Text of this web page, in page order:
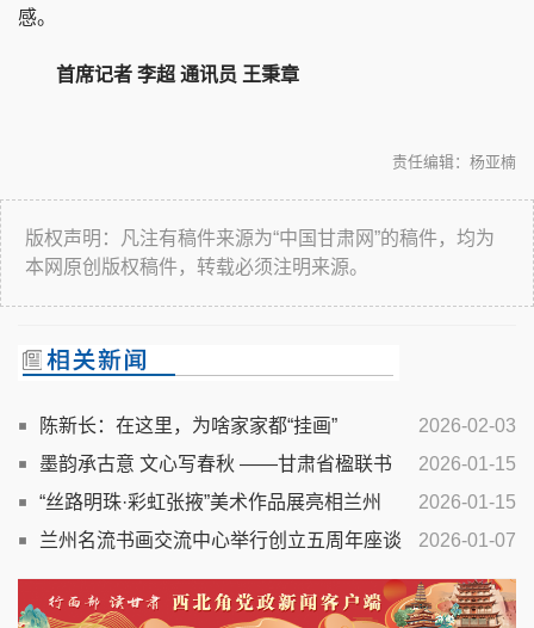
感。
首席记者 李超 通讯员 王秉章
责任编辑：杨亚楠
版权声明：凡注有稿件来源为“中国甘肃网”的稿件，均为
本网原创版权稿件，转载必须注明来源。
2026-02-03
陈新长：在这里，为啥家家都“挂画”
2026-01-15
墨韵承古意 文心写春秋 ——甘肃省楹联书
法作品暨楹联牌匾文化工程创作成果作品展作品选登
2026-01-15
“丝路明珠·彩虹张掖”美术作品展亮相兰州
2026-01-07
兰州名流书画交流中心举行创立五周年座谈
会